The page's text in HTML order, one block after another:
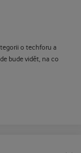
o techforu a
bude vidět, na co